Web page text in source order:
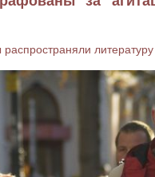
литературу